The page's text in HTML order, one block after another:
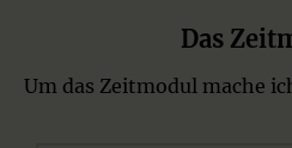
Das
Um das Zeitmodul mache